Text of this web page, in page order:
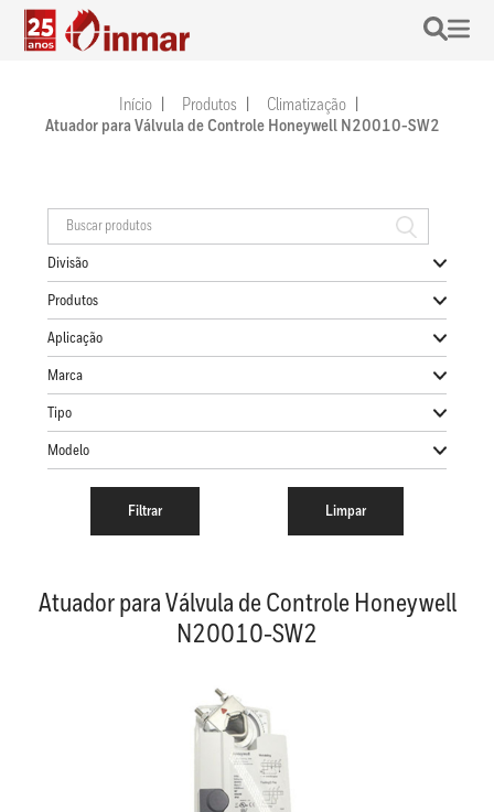
Início Produtos
Climatização
Atuador para Válvula de Controle Honeywell N20010-SW2
Divisão
Produtos
Aplicação
Marca
Tipo
Modelo
Atuador para Válvula de Controle Honeywell
N20010-SW2